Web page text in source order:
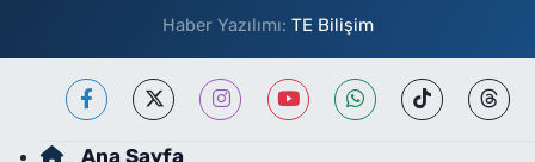
Haber Yazılımı: TE Bilişim
Ana Sayfa